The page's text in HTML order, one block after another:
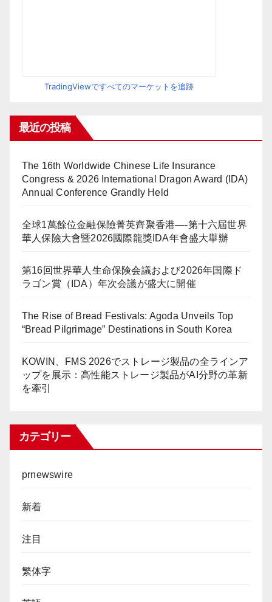
TradingViewですべてのマーケットを追跡
最近の投稿
The 16th Worldwide Chinese Life Insurance
Congress & 2026 International Dragon Award (IDA)
Annual Conference Grandly Held
全球1萬餘位金融保險菁英齊聚香港—-第十六屆世界
華人保險大會暨2026國際龍獎IDA年會盛大舉辦
第16回世界華人生命保険会議および2026年国際ド
ラゴン賞（IDA）年次会議が盛大に開催
The Rise of Bread Festivals: Agoda Unveils Top
“Bread Pilgrimage” Destinations in South Korea
KOWIN、FMS 2026でストレージ製品の全ラインア
ップを展示：高性能ストレージ製品がAI分野の革新
を牽引
カテゴリー
prnewswire
新着
注目
繁体字